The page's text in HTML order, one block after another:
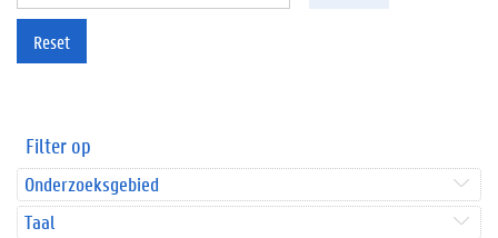
Reset
Filter op
Onderzoeksgebied
Taal